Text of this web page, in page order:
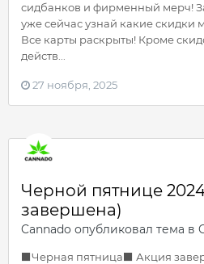
сидбанков и фирменный мерч!
уже сейчас узнай какие скидки
Все карты раскрыты! Кроме
действ...
27 ноября, 2025
Черной пятнице
завершена)
Cannado опубликовал тема в
⬛️Черная пятница⬛️ Акция